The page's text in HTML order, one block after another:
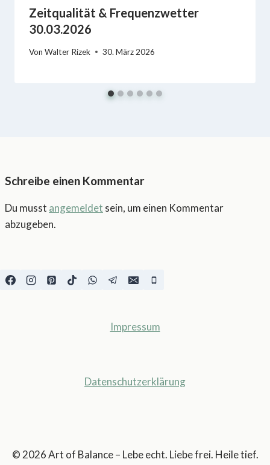
Zeitqualität & Frequenzwetter
30.03.2026
Von Walter Rizek 30. März 2026
Schreibe einen Kommentar
Du musst angemeldet sein, um einen Kommentar
abzugeben.
Impressum
Datenschutzerklärung
© 2026 Art of Balance – Lebe echt. Liebe frei. Heile tief.